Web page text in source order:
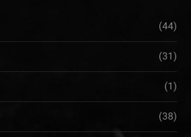
(44)
(31)
(1)
(38)